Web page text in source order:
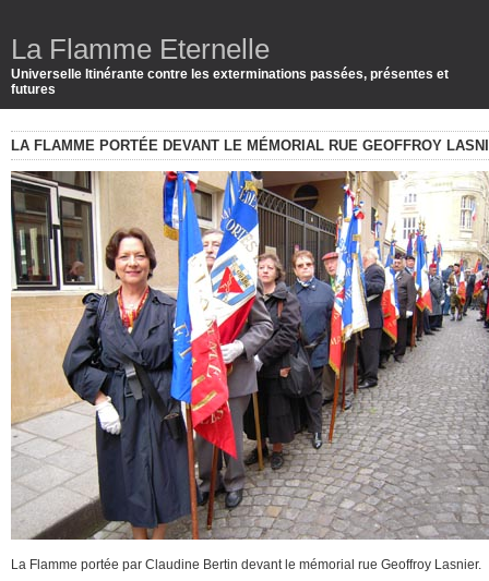
La Flamme Eternelle
Universelle Itinérante contre les exterminations passées, présentes et
futures
LA FLAMME PORTÉE DEVANT LE MÉMORIAL RUE GEOFFROY
La Flamme portée par Claudine Bertin devant le mémorial rue Geoffroy Lasnier.